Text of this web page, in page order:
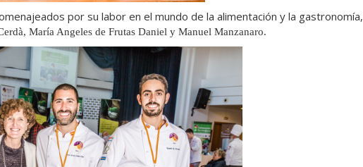
por su labor en el mundo de la alimentación y la gastronomía,
María Angeles de Frutas Daniel y Manuel Manzanaro.